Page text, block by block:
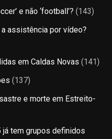
e não ‘football’? (143)
assistência por vídeo?
em Caldas Novas (141)
(137)
e morte em Estreito-
já tem grupos definidos